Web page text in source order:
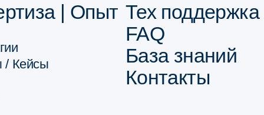
| Опыт
/ Кейсы
Тех поддержка
FAQ
База знаний
Контакты